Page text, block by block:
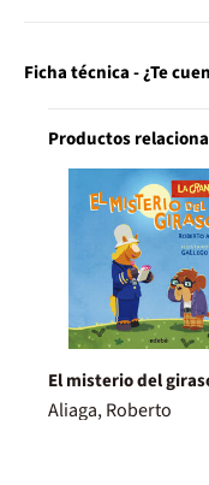
Ficha técnica - ¿Te
Productos
El misterio del
Aliaga, Roberto